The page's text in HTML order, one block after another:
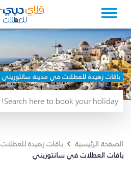
باقات زهيدة للعطلات في مدينة سانتوريني
الصفحة الرئيسية باقات زهيدة للعطلات
باقات العطلات في سانتوريني